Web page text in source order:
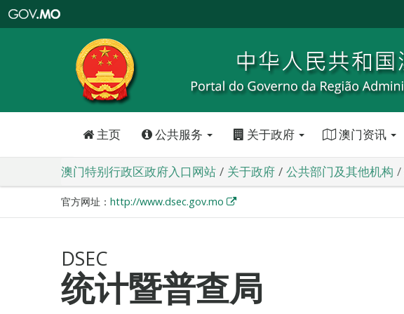
特
政
区
政
口
主页 公共服务 关于政府 澳门资讯
澳门特别行政区政府入口网站 关于政府 公共部门及其他机构
官方网址： http://www.dsec.gov.mo
DSEC
统计暨普查局